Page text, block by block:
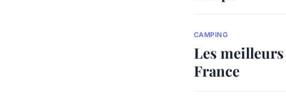
CAMPING
Les
France